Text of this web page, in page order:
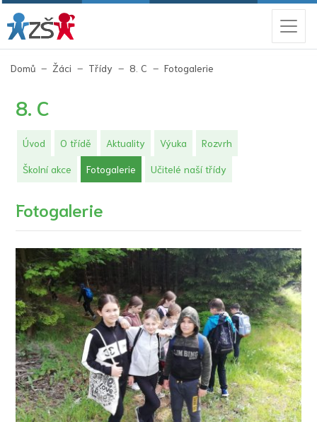
Domů Žáci Třídy 8. C Fotogalerie
8. C
Úvod O třídě Aktuality Výuka Rozvrh
Školní akce Fotogalerie (aktuální)
Učitelé naší třídy
Fotogalerie